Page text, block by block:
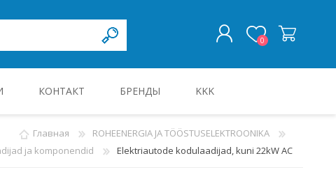
0
КОНТАКТ БРЕНДЫ KKK
Главная
ROHEENERGIA JA TÖÖSTUSELEKTROONIKA
ja komponendid
Elektriautode kodulaadijad, kuni 22kW AC